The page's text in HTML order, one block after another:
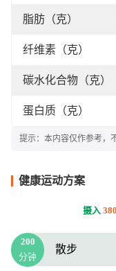
脂肪（克）
纤维素（克）
碳水化合物（克）
蛋白质（克）
提示：本内容仅作参考，
健康运动方案
摄入 380
200
分钟
散步